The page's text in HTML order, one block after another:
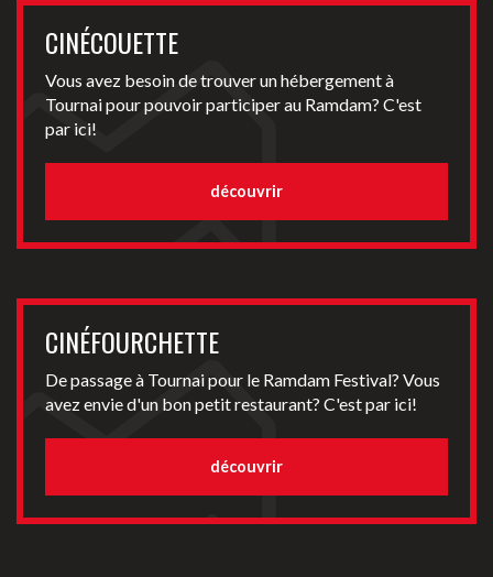
CINÉCOUETTE
Vous avez besoin de trouver un hébergement à
Tournai pour pouvoir participer au Ramdam? C'est
par ici!
découvrir
CINÉFOURCHETTE
De passage à Tournai pour le Ramdam Festival? Vous
avez envie d'un bon petit restaurant? C'est par ici!
découvrir